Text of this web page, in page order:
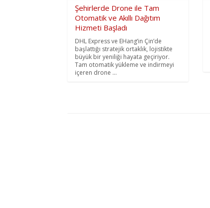
Şehirlerde Drone ile Tam
Otomatik ve Akıllı Dağıtım
Hizmeti Başladı
DHL Express ve EHang’in Çin’de
başlattığı stratejik ortaklık, lojistikte
büyük bir yeniliği hayata geçiriyor.
Tam otomatik yükleme ve indirmeyi
içeren drone ...